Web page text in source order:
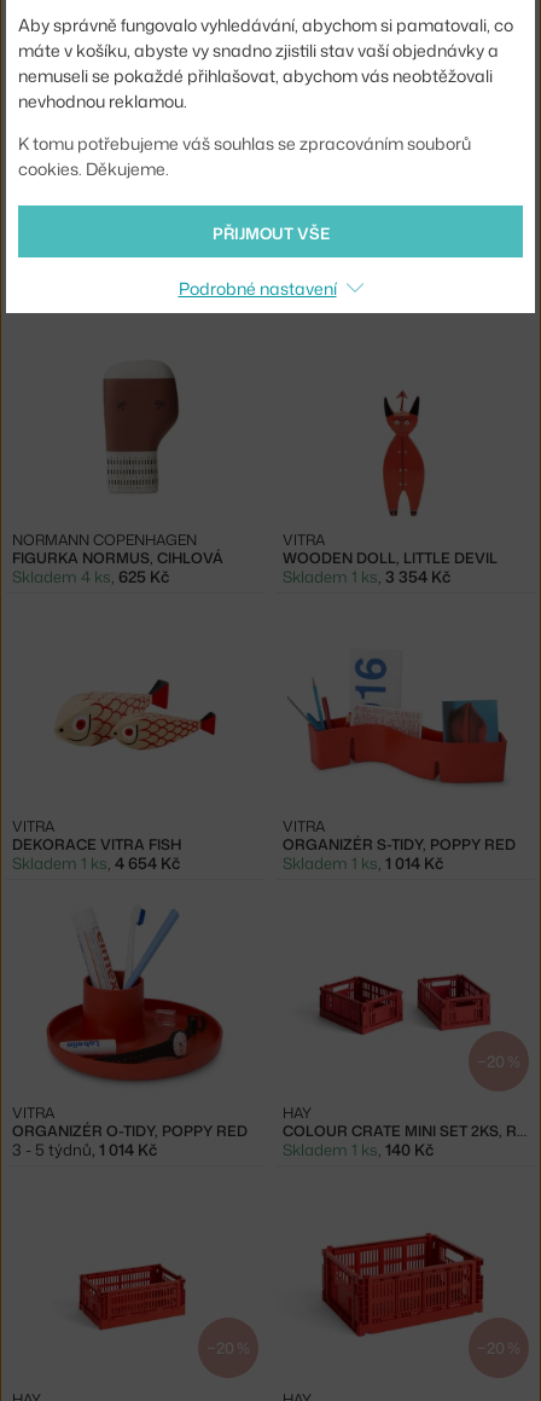
&TRADITION
−20 %
NORMANN COPENHAGEN
Skladem 3 ks
FIGURKA NORMUS, CIHLOVÁ
NORMANN COPENHAGEN
Skladem 4 ks, 625 Kč
WOODEN DOLL, LITTLE DEVIL
VITRA
Skladem 1 ks, 3 354 Kč
DEKORACE VITRA FISH
VITRA
Skladem 1 ks, 4 654 Kč
ORGANIZÉR S-TIDY, POPPY RED
VITRA
Skladem 1 ks, 1 014 Kč
ORGANIZÉR O-TIDY, POPPY RED
VITRA
3 - 5 týdnů, 1 014 Kč
−20 %
COLOUR CRATE MINI SET 2KS, RED
HAY
Skladem 1 ks, 140 Kč
−20 % −20 %
Aby správně fungovalo vyhledávání, abychom si pamatovali, co
máte v košíku, abyste vy snadno zjistili stav vaší objednávky a
nemuseli se pokaždé přihlašovat, abychom vás neobtěžovali
nevhodnou reklamou.
K tomu potřebujeme váš souhlas se zpracováním souborů
cookies. Děkujeme.
PŘIJMOUT VŠE
Podrobné nastavení